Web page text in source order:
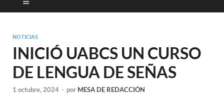
NOTICIAS
INICIÓ UABCS UN CURSO
DE LENGUA DE SEÑAS
1 octubre, 2024 - por MESA DE REDACCIÓN